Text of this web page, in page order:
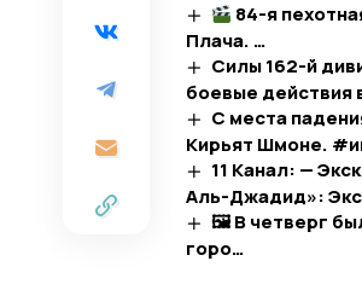
84-я
Плача. …​
Силы 162-й
боевые действия
С места
Кирьят Шмоне.
11 Канал: —
Аль-Джадид»:
🖼 В четверг
горо…